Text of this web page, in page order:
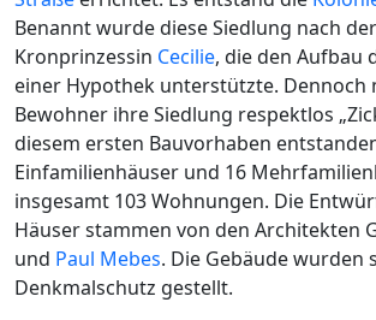
Benannt wurde diese Siedlung nach
Kronprinzessin Cecilie, die den Aufbau
einer Hypothek unterstützte. Dennoch
Bewohner ihre Siedlung respektlos
diesem ersten Bauvorhaben
Einfamilienhäuser und 16
insgesamt 103 Wohnungen. Die
Häuser stammen von den Architekten
und Paul Mebes. Die Gebäude wurden
Denkmalschutz gestellt.